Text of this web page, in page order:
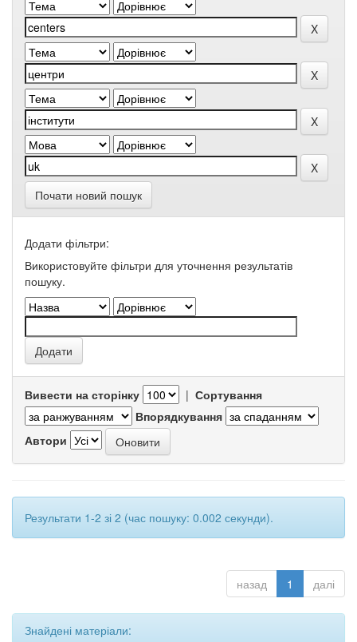
Почати новий пошук
Додати фільтри:
Використовуйте фільтри для уточнення результатів
пошуку.
Вивести на сторінку | Сортування
Впорядкування
Автори
Результати 1-2 зі 2 (час пошуку: 0.002 секунди).
назад 1 далі
Знайдені матеріали: